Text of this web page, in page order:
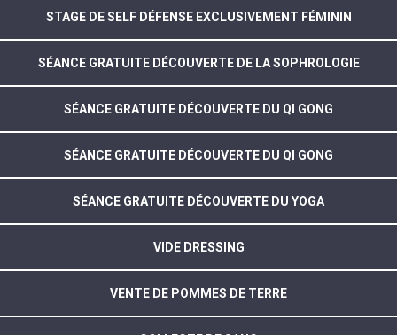
STAGE DE SELF DÉFENSE EXCLUSIVEMENT FÉMININ
SÉANCE GRATUITE DÉCOUVERTE DE LA SOPHROLOGIE
SÉANCE GRATUITE DÉCOUVERTE DU QI GONG
SÉANCE GRATUITE DÉCOUVERTE DU QI GONG
SÉANCE GRATUITE DÉCOUVERTE DU YOGA
VIDE DRESSING
VENTE DE POMMES DE TERRE